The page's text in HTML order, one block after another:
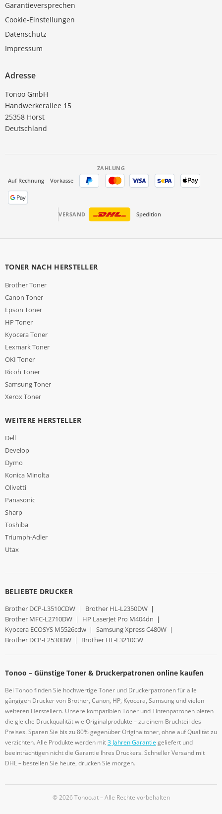
Garantieversprechen
Cookie-Einstellungen
Datenschutz
Impressum
Adresse
Tonoo GmbH
Handwerkerallee 15
25358 Horst
Deutschland
ZAHLUNG
Auf Rechnung
Vorkasse
VERSAND Spedition
TONER NACH HERSTELLER
Brother Toner
Canon Toner
Epson Toner
HP Toner
Kyocera Toner
Lexmark Toner
OKI Toner
Ricoh Toner
Samsung Toner
Xerox Toner
WEITERE HERSTELLER
Dell
Develop
Dymo
Konica Minolta
Olivetti
Panasonic
Sharp
Toshiba
Triumph-Adler
Utax
BELIEBTE DRUCKER
Brother DCP-L3510CDW | Brother HL-L2350DW |
Brother MFC-L2710DW | HP LaserJet Pro M404dn |
Kyocera ECOSYS M5526cdw | Samsung Xpress C480W |
Brother DCP-L2530DW | Brother HL-L3210CW
Tonoo – Günstige Toner & Druckerpatronen online kaufen
Bei Tonoo finden Sie hochwertige Toner und Druckerpatronen für alle
gängigen Drucker von Brother, Canon, HP, Kyocera, Samsung und vielen
weiteren Herstellern. Unsere kompatiblen Toner und Tintenpatronen bieten
die gleiche Druckqualität wie Originalprodukte – zu einem Bruchteil des
Preises. Sparen Sie bis zu 80% gegenüber Originaltoner, ohne auf Qualität zu
verzichten. Alle Produkte werden mit3 Jahren Garantiegeliefert und
beeinträchtigen nicht die Garantie Ihres Druckers. Schneller Versand mit
DHL – bestellen Sie heute, drucken Sie morgen.
© 2026 Tonoo.at – Alle Rechte vorbehalten